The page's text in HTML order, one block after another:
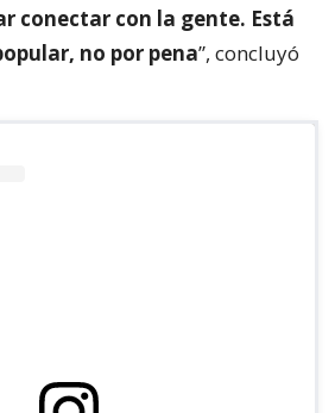
conectar con la gente. Está
no por pena”, concluyó